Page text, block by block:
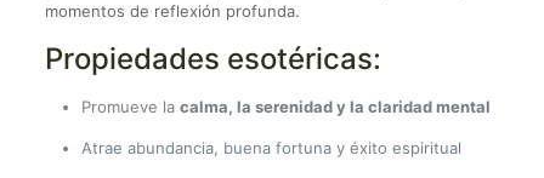
momentos de reflexión profunda.
Propiedades esotéricas:
Promueve la calma, la serenidad y la claridad mental
Atrae abundancia, buena fortuna y éxito espiritual